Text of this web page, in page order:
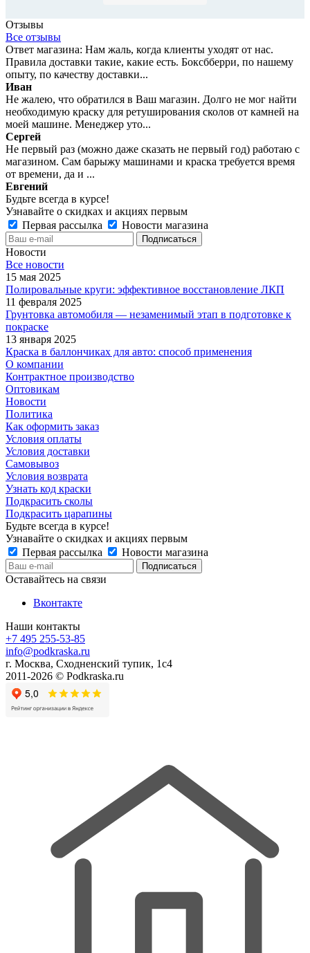
Отзывы
Все отзывы
Ответ магазина: Нам жаль, когда клиенты уходят от нас.
Правила доставки такие, какие есть. Боксбберри, по нашему
опыту, по качеству доставки...
Иван
Не жалею, что обратился в Ваш магазин. Долго не мог найти
необходимую краску для ретуширования сколов от камней на
моей машине. Менеджер уто...
Сергей
Не первый раз (можно даже сказать не первый год) работаю с
магазином. Сам барыжу машинами и краска требуется время
от времени, да и ...
Евгений
Будьте всегда в курсе!
Узнавайте о скидках и акциях первым
Первая рассылка
Новости магазина
Новости
Все новости
15 мая 2025
Полировальные круги: эффективное восстановление ЛКП
11 февраля 2025
Грунтовка автомобиля — незаменимый этап в подготовке к
покраске
13 января 2025
Краска в баллончиках для авто: способ применения
О компании
Контрактное производство
Оптовикам
Новости
Политика
Как оформить заказ
Условия оплаты
Условия доставки
Самовывоз
Условия возврата
Узнать код краски
Подкрасить сколы
Подкрасить царапины
Будьте всегда в курсе!
Узнавайте о скидках и акциях первым
Первая рассылка
Новости магазина
Оставайтесь на связи
Вконтакте
Наши контакты
+7 495 255-53-85
info@podkraska.ru
г. Москва, Сходненский тупик, 1с4
2011-2026 © Podkraska.ru